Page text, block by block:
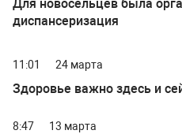
Для новосельцев была
диспансеризация
11:01 24 марта
Здоровье важно здесь и
8:47 13 марта